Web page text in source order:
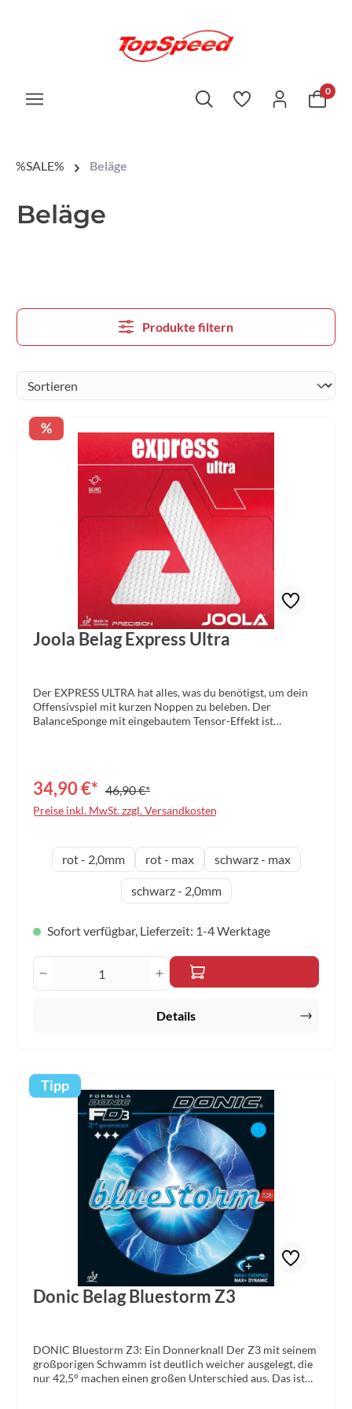
0
%SALE% Beläge
Beläge
Produkte filtern
Rabatt
%
Joola Belag Express Ultra
Der EXPRESS ULTRA hat alles, was du benötigst, um dein
Offensivspiel mit kurzen Noppen zu beleben. Der
BalanceSponge mit eingebautem Tensor-Effekt ist
34,90 €* 46,90 €*
Preise inkl. MwSt. zzgl. Versandkosten
Schwammdickeauswählen
rot - 2,0mm rot - max schwarz - max
schwarz - 2,0mm
Sofort verfügbar, Lieferzeit: 1-4 Werktage
Produkt Anzahl: Gib den gewünschten
Details
Tipp
Donic Belag Bluestorm Z3
DONIC Bluestorm Z3: Ein Donnerknall Der Z3 mit seinem
großporigen Schwamm ist deutlich weicher ausgelegt, die
nur 42,5° machen einen großen Unterschied aus. Das ist